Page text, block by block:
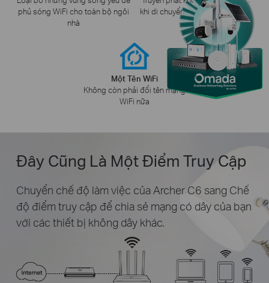
phủ sóng WiFi cho toàn bộ ngôi
nhà
khi di chuyển quanh nhà của bạn
Một Tên WiFi
Không còn phải đổi tên mạng
WiFi nữa
Đây Cũng Là Một Điểm Truy Cập
Chuyển chế độ làm việc của Archer C6 sang Chế
độ điểm truy cập để chia sẻ mạng có dây của bạn
với các thiết bị không dây khác.